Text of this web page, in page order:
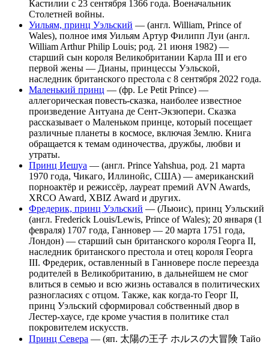
Кастилии с 23 сентября 1366 года. Военачальник
Столетней войны.
Уильям, принц Уэльский — (англ. William, Prince of
Wales), полное имя Уильям Артур Филипп Луи (англ.
William Arthur Philip Louis; род. 21 июня 1982) —
старший сын короля Великобритании Карла III и его
первой жены — Дианы, принцессы Уэльской,
наследник британского престола с 8 сентября 2022 года.
Маленький принц — (фр. Le Petit Prince) —
аллегорическая повесть-сказка, наиболее известное
произведение Антуана де Сент-Экзюпери. Сказка
рассказывает о Маленьком принце, который посещает
различные планеты в космосе, включая Землю. Книга
обращается к темам одиночества, дружбы, любви и
утраты.
Принц Иешуа — (англ. Prince Yahshua, род. 21 марта
1970 года, Чикаго, Иллинойс, США) — американский
порноактёр и режиссёр, лауреат премий AVN Awards,
XRCO Award, XBIZ Award и других.
Фредерик, принц Уэльский — (Льюис), принц Уэльский
(англ. Frederick Louis/Lewis, Prince of Wales); 20 января (1
февраля) 1707 года, Ганновер — 20 марта 1751 года,
Лондон) — старший сын британского короля Георга II,
наследник британского престола и отец короля Георга
III. Фредерик, оставленный в Ганновере после переезда
родителей в Великобританию, в дальнейшем не смог
влиться в семью и всю жизнь оставался в политических
разногласиях с отцом. Также, как когда-то Георг II,
принц Уэльский сформировал собственный двор в
Лестер-хаусе, где кроме участия в политике стал
покровителем искусств.
Принц Севера — (яп. 太陽の王子 ホルスの大冒険 Тайо